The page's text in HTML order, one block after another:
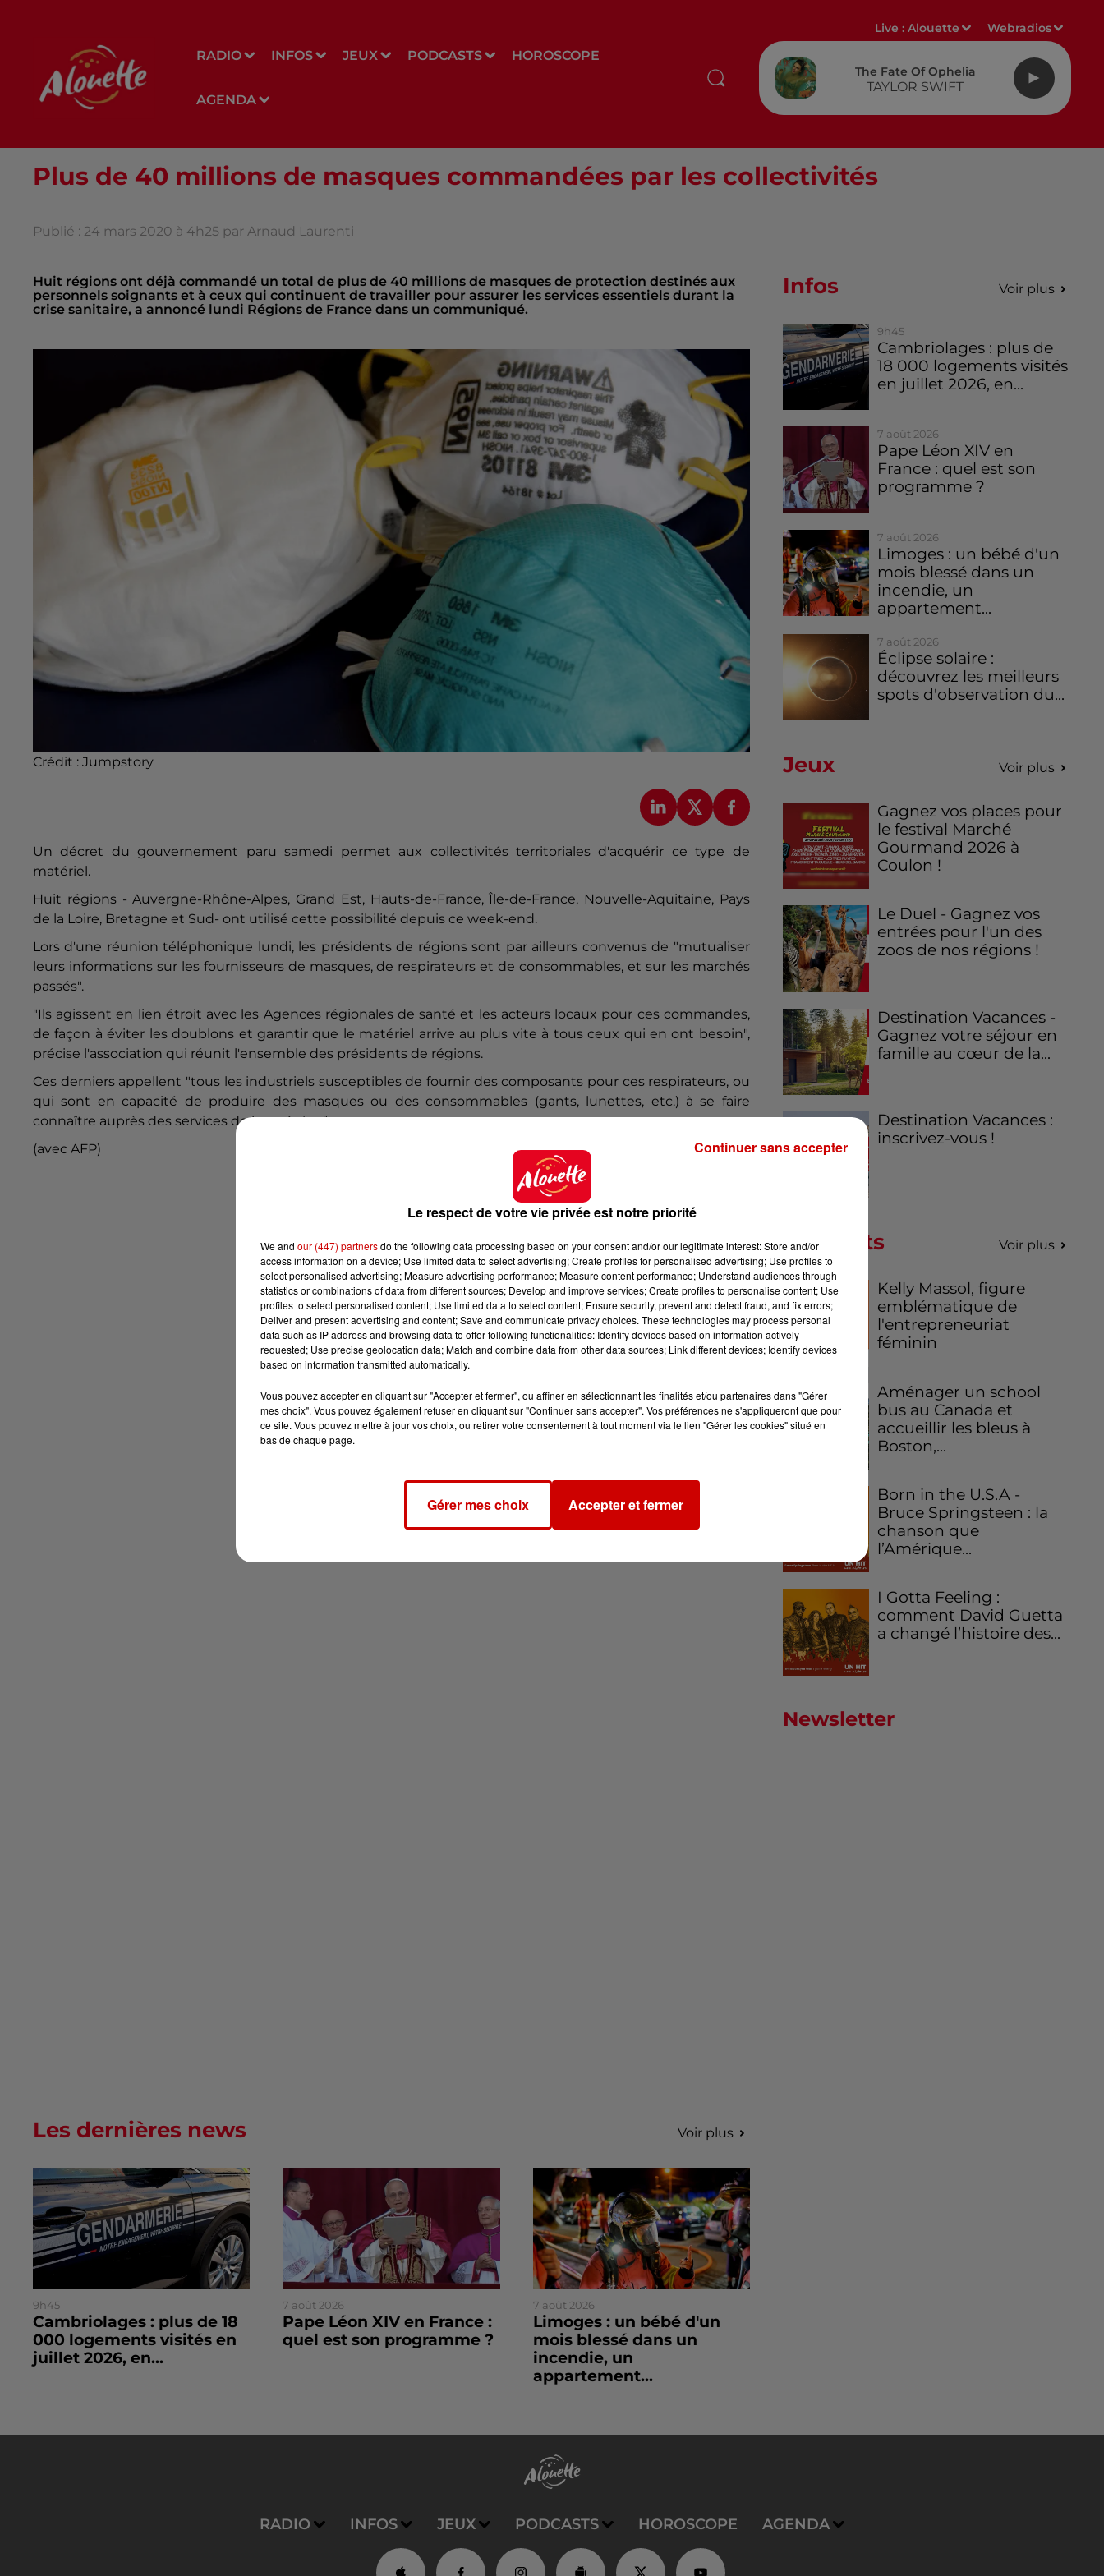
RADIO INFOS JEUX PODCASTS HOROSCOPE
AGENDA
Live :Alouette Webradios
The Fate Of Ophelia
TAYLOR SWIFT
Plus de 40 millions de masques commandées par les collectivités
Publié : 24 mars 2020 à 4h25 par Arnaud Laurenti
Huit régions ont déjà commandé un total de plus de 40 millions de masques de protection destinés aux
personnels soignants et à ceux qui continuent de travailler pour assurer les services essentiels durant la
crise sanitaire, a annoncé lundi Régions de France dans un communiqué.
Crédit : Jumpstory
Un décret du gouvernement paru samedi permet aux collectivités territoriales d'acquérir ce type de
matériel.
Huit régions - Auvergne-Rhône-Alpes, Grand Est, Hauts-de-France, Île-de-France, Nouvelle-Aquitaine, Pays
de la Loire, Bretagne et Sud- ont utilisé cette possibilité depuis ce week-end.
Lors d'une réunion téléphonique lundi, les présidents de régions sont par ailleurs convenus de "mutualiser
leurs informations sur les fournisseurs de masques, de respirateurs et de consommables, et sur les marchés
passés".
"Ils agissent en lien étroit avec les Agences régionales de santé et les acteurs locaux pour ces commandes,
de façon à éviter les doublons et garantir que le matériel arrive au plus vite à tous ceux qui en ont besoin",
précise l'association qui réunit l'ensemble des présidents de régions.
Ces derniers appellent "tous les industriels susceptibles de fournir des composants pour ces respirateurs, ou
qui sont en capacité de produire des masques ou des consommables (gants, lunettes, etc.) à se faire
connaître auprès des services de leur région".
(avec AFP)
Infos Voir plus
9h45
Cambriolages : plus de
18 000 logements visités
en juillet 2026, en...
7 août 2026
Pape Léon XIV en
France : quel est son
programme ?
7 août 2026
Limoges : un bébé d'un
mois blessé dans un
incendie, un
appartement...
7 août 2026
Éclipse solaire :
découvrez les meilleurs
spots d'observation du...
Jeux Voir plus
Gagnez vos places pour
le festival Marché
Gourmand 2026 à
Coulon !
Le Duel - Gagnez vos
entrées pour l'un des
zoos de nos régions !
Destination Vacances -
Gagnez votre séjour en
famille au cœur de la...
Destination Vacances :
inscrivez-vous !
Podcasts Voir plus
Kelly Massol, figure
emblématique de
l'entrepreneuriat
féminin
Aménager un school
bus au Canada et
accueillir les bleus à
Boston,...
Born in the U.S.A -
Bruce Springsteen : la
chanson que
l’Amérique...
I Gotta Feeling :
comment David Guetta
a changé l’histoire des...
Newsletter
Les dernières news Voir plus
9h45
Cambriolages : plus de 18
000 logements visités en
juillet 2026, en...
7 août 2026
Pape Léon XIV en France :
quel est son programme ?
7 août 2026
Limoges : un bébé d'un
mois blessé dans un
incendie, un
appartement...
RADIO INFOS JEUX PODCASTS HOROSCOPE AGENDA
Le respect de votre vie privée est notre priorité
We and our (447) partnersdo the following data processing based on your consent and/or our legitimate interest: Store and/or
access information on a device; Use limited data to select advertising; Create profiles for personalised advertising; Use profiles to
select personalised advertising; Measure advertising performance; Measure content performance; Understand audiences through
statistics or combinations of data from different sources; Develop and improve services; Create profiles to personalise content; Use
profiles to select personalised content; Use limited data to select content; Ensure security, prevent and detect fraud, and fix errors;
Deliver and present advertising and content; Save and communicate privacy choices. These technologies may process personal
data such as IP address and browsing data to offer following functionalities: Identify devices based on information actively
requested; Use precise geolocation data; Match and combine data from other data sources; Link different devices; Identify devices
based on information transmitted automatically.
Vous pouvez accepter en cliquant sur "Accepter et fermer", ou affiner en sélectionnant les finalités et/ou partenaires dans "Gérer
mes choix". Vous pouvez également refuser en cliquant sur "Continuer sans accepter". Vos préférences ne s'appliqueront que pour
ce site. Vous pouvez mettre à jour vos choix, ou retirer votre consentement à tout moment via le lien "Gérer les cookies" situé en
bas de chaque page.
Gérer mes choix Accepter et fermer
Continuer sans accepter